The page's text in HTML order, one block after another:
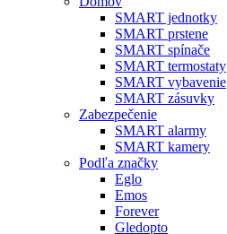
SMART jednotky
SMART prstene
SMART spínače
SMART termostaty
SMART vybavenie
SMART zásuvky
Zabezpečenie
SMART alarmy
SMART kamery
Podľa značky
Eglo
Emos
Forever
Gledopto